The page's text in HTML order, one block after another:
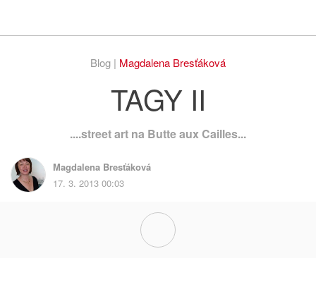
Blog | Magdalena Bresťáková
TAGY II
....street art na Butte aux Cailles...
Magdalena Bresťáková
17. 3. 2013 00:03